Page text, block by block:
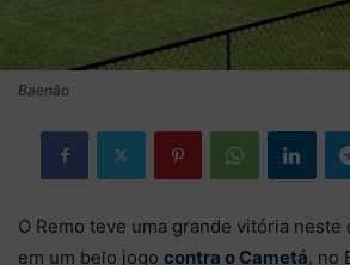
Baenão
O Remo teve uma grande vitória neste
em um belo jogo contra o Cametá, no